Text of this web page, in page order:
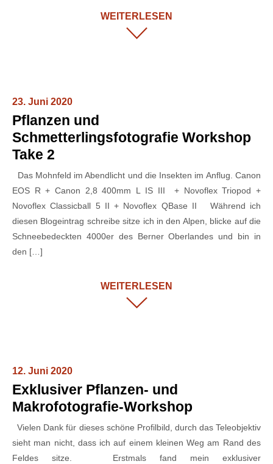
WEITERLESEN
23. Juni 2020
Pflanzen und
Schmetterlingsfotografie Workshop
Take 2
Das Mohnfeld im Abendlicht und die Insekten im Anflug. Canon
EOS R + Canon 2,8 400mm L IS III + Novoflex Triopod +
Novoflex Classicball 5 II + Novoflex QBase II Während ich
diesen Blogeintrag schreibe sitze ich in den Alpen, blicke auf die
Schneebedeckten 4000er des Berner Oberlandes und bin in
den […]
WEITERLESEN
12. Juni 2020
Exklusiver Pflanzen- und
Makrofotografie-Workshop
Vielen Dank für dieses schöne Profilbild, durch das Teleobjektiv
sieht man nicht, dass ich auf einem kleinen Weg am Rand des
Feldes sitze. Erstmals fand mein exklusiver